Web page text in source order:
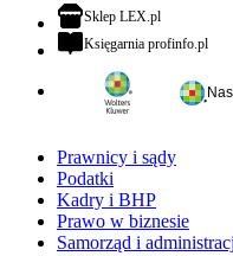
Sklep LEX.plotwiera się
Księgarnia profinfo.pl
Prawnicy i sądy
Podatki
Kadry i BHP
Prawo w biznesie
Samorząd i